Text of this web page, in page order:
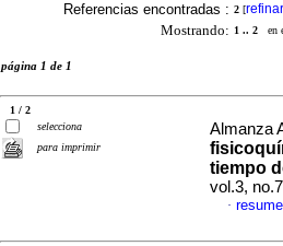
Referencias encontradas : 2 [refinar
Mostrando: 1 .. 2 en
página 1 de 1
1 / 2
selecciona
para imprimir
Almanza
tiempo
vol.3,
·